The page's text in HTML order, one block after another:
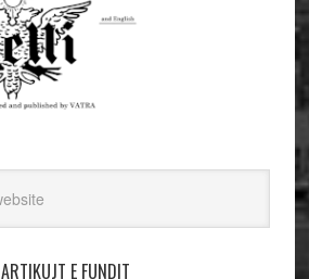
ARTIKUJT E FUNDIT